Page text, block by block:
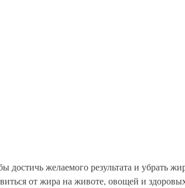
от жира на животе, овощей и